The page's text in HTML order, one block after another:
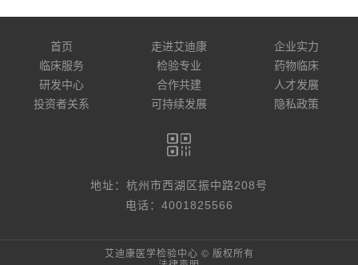
首页 走进艾迪康
企业实力
临床服务
检验专业
药物临床
研发中心
合作共建
人才发展
投资者关系
可持续发展 隐私政策
地址：杭州市西湖区振中路208号
电话：4001825566
艾迪康医学检验中心 © 版权所有